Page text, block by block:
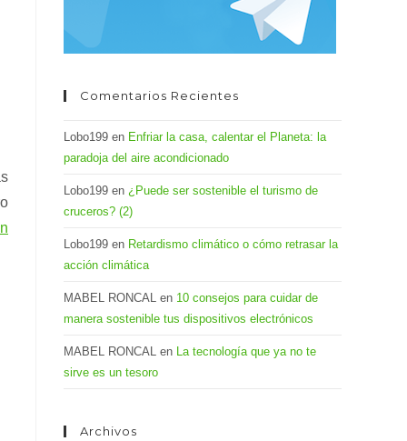
Comentarios Recientes
Lobo199 en Enfriar la casa, calentar el Planeta: la
paradoja del aire acondicionado
Lobo199 en ¿Puede ser sostenible el turismo de
cruceros? (2)
Lobo199 en Retardismo climático o cómo retrasar la
acción climática
MABEL RONCAL en 10 consejos para cuidar de
manera sostenible tus dispositivos electrónicos
MABEL RONCAL en La tecnología que ya no te
sirve es un tesoro
Archivos